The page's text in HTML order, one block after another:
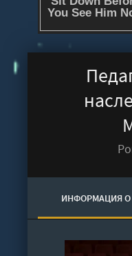
ИНФОРМАЦИЯ О
АУДИОКНИГЕ